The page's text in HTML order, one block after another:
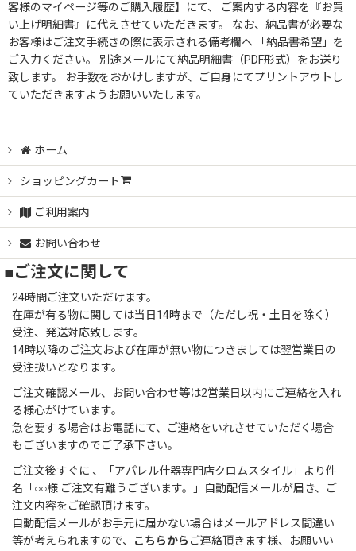
ガス管ハンガーラック
アイアンハンガーラック
デザインハンガーラック
ハンガー
ディスプレーケース
店舗用什器・家具
デスク収納シオン木製収納ボックス
収納ボックス
フェイクグリーン
ミラー/時計
メッセージボード
ステーショナリー
ランチバッグ
物流用重量ハンガーラック
クロムハンガー
ストロンガー
客様のマイページ等のご購入履歴】にて、 ご案内する内容を『お買
い上げ明細書』に代えさせていただきます。 なお、納品書が必要な
お客様はご注文手続きの際に表示される備考欄へ 「納品書希望」を
ご入力ください。 別途メールにて納品明細書（PDF形式）をお送り
致します。 お手数をおかけしますが、ご自身にてプリントアウトし
ていただきますようお願いいたします。
ホーム
ショッピングカート
ご利用案内
お問い合わせ
■ご注文に関して
24時間ご注文いただけます。
在庫が有る物に関しては当日14時まで（ただし祝・土日を除く）
受注、発送対応致します。
14時以降のご注文および在庫が無い物につきましては翌営業日の
受注扱いとなります。
ご注文確認メール、お問い合わせ等は2営業日以内にご連絡を入れ
る様心がけています。
急を要する場合はお電話にて、ご連絡をいれさせていただく場合
もございますのでご了承下さい。
ご注文後すぐに 、「アパレル什器専門店クロムスタイル」より件
名「○○様 ご注文有難うございます。」自動配信メールが届き、ご
注文内容をご確認頂けます。
自動配信メールがお手元に届かない場合はメールアドレス間違い
等が考えられますので、
こちらから ご連絡頂きます様、お願いい